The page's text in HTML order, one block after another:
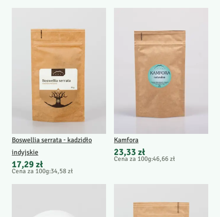
Boswellia serrata - kadzidło
indyjskie
17,29 zł
Cena za 100g:34,58 zł
Kamfora
23,33 zł
Cena za 100g:46,66 zł